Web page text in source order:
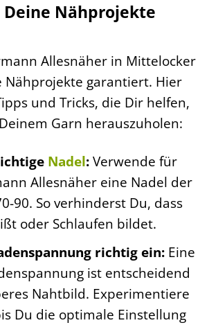
Deine Nähprojekte
Allesnäher in Mittelocker
Nähprojekte garantiert. Hier
und Tricks, die Dir helfen,
Garn herauszuholen:
Nadel:Verwende für
Allesnäher eine Nadel der
90. So verhinderst Du, dass
oder Schlaufen bildet.
richtig ein:Eine
ist entscheidend
Nahtbild. Experimentiere
Du die optimale Einstellung